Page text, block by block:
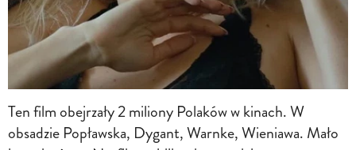
Ten film obejrzały 2 miliony Polaków w kinach. W
obsadzie Popławska, Dygant, Warnke, Wieniawa. Mało